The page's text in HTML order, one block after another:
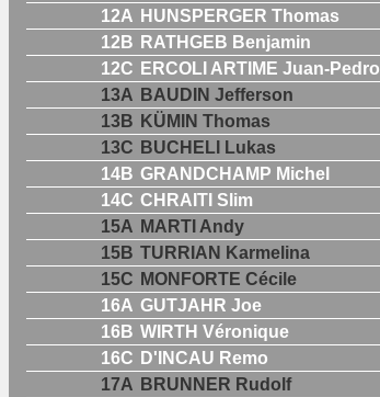
12A HUNSPERGER Thomas
12B RATHGEB Benjamin
12C ERCOLI ARTIME Juan-Pedro
13A BAUDIN Jefferson
13B KÜMIN Thomas
13C BUCHELI Lukas
14B GRANDCHAMP Michel
14C CHRAITI Slim
15A MARTI Andy
15B TURRIAN Karmelina
15C MONFORTE Cécile
16A GUTJAHR Joe
16B WIRTH Véronique
16C D'INCAU Remo
17A BRUNNER Rudolf